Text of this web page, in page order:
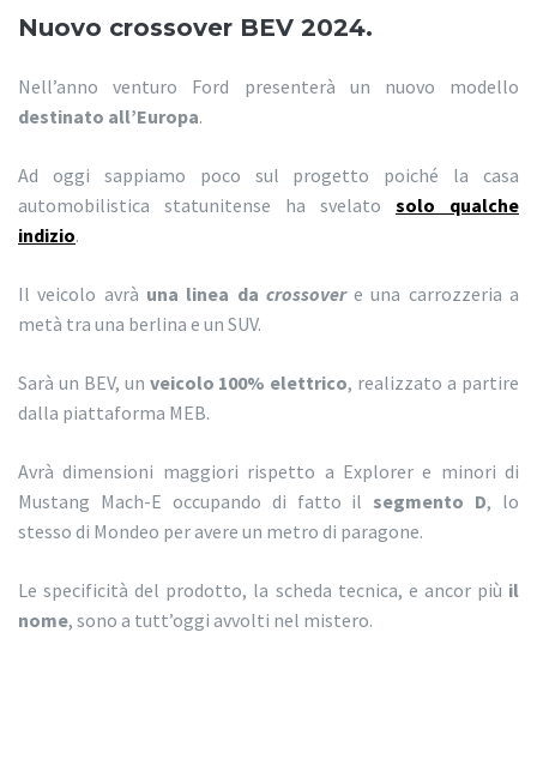
Nuovo crossover BEV 2024.
Nell’anno venturo Ford presenterà un nuovo modello
destinato all’Europa.
Ad oggi sappiamo poco sul progetto poiché la casa
automobilistica statunitense ha svelato solo qualche
indizio.
Il veicolo avrà una linea da crossovere una carrozzeria a
metà tra una berlina e un SUV.
Sarà un BEV, un veicolo 100% elettrico, realizzato a partire
dalla piattaforma MEB.
Avrà dimensioni maggiori rispetto a Explorer e minori di
Mustang Mach-E occupando di fatto il segmento D, lo
stesso di Mondeo per avere un metro di paragone.
Le specificità del prodotto, la scheda tecnica, e ancor più il
nome, sono a tutt’oggi avvolti nel mistero.